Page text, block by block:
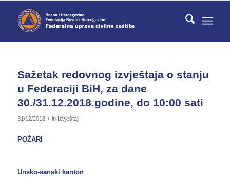
Sažetak redovnog izvještaja o stanju
u Federaciji BiH, za dane
30./31.12.2018.godine, do 10:00 sati
31/12/2018 / in Izvještaji
POŽARI
Unsko-sanski kanton